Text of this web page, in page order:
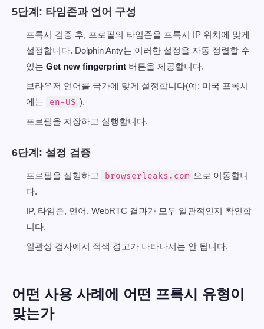
5단계: 타임존과 언어 구성
프록시 검증 후, 프로필의 타임존을 프록시 IP 위치에 맞게
설정합니다. Dolphin Anty는 이러한 설정을 자동 정렬할 수
있는 Get new fingerprint 버튼을 제공합니다.
브라우저 언어를 국가에 맞게 설정합니다(예: 미국 프록시
에는
en-US ).
프로필을 저장하고 실행합니다.
6단계: 설정 검증
프로필을 실행하고 browserleaks.com 으로 이동합니
다.
IP, 타임존, 언어, WebRTC 결과가 모두 일관적인지 확인합
니다.
일관성 검사에서 적색 경고가 나타나서는 안 됩니다.
어떤 사용 사례에 어떤 프록시 유형이
맞는가